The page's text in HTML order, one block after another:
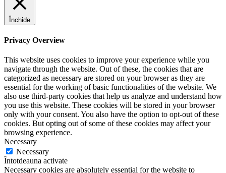
Închide
Privacy Overview
This website uses cookies to improve your experience while you
navigate through the website. Out of these, the cookies that are
categorized as necessary are stored on your browser as they are
essential for the working of basic functionalities of the website. We
also use third-party cookies that help us analyze and understand how
you use this website. These cookies will be stored in your browser
only with your consent. You also have the option to opt-out of these
cookies. But opting out of some of these cookies may affect your
browsing experience.
Necessary
Necessary
Întotdeauna activate
Necessary cookies are absolutely essential for the website to